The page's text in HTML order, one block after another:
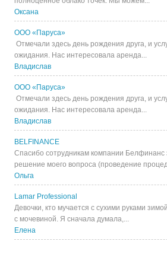
Оксана
ООО «Паруса»
Отмечали здесь день рождения друга, и
ожидания. Нас интересовала аренда...
Владислав
ООО «Паруса»
Отмечали здесь день рождения друга, и
ожидания. Нас интересовала аренда...
Владислав
BELFINANCE
Спасибо сотрудникам компании Белфинанс
решение моего вопроса (проведение
Ольга
Lamar Professional
Девочки, кто мучается с сухими руками
с мочевиной. Я сначала думала,...
Елена